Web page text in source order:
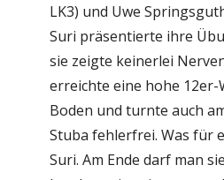
LK3) und Uwe
Suri präsentierte ihre
sie zeigte keinerlei
erreichte eine hohe 12er-
Boden und turnte auch
Stuba fehlerfrei. Was für
Suri. Am Ende darf man